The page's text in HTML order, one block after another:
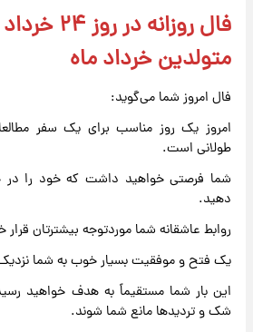
متولدین خرداد ماه
فال امروز شما می‌گوید:
امروز یک روز مناسب برای یک سفر
طولانی است.
شما فرصتی خواهید داشت که خود را در
دهید.
روابط عاشقانه شما موردتوجه بیشترتان
یک فتح و موفقیت بسیار خوب به شما
این بار شما مستقیماً به هدف خواهید
شک و تردیدها مانع شما شوند.